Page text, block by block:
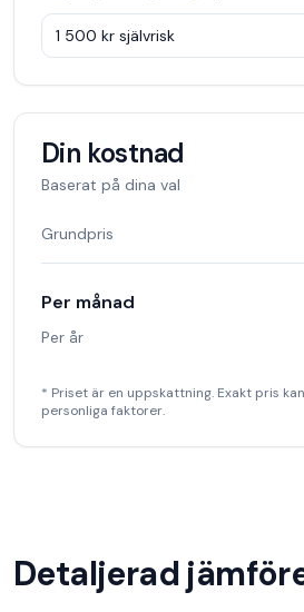
1 500 kr självrisk
Din kostnad
Baserat på dina val
Grundpris
Per månad
Per år
* Priset är en uppskattning. Exakt pris
personliga faktorer.
Detaljerad